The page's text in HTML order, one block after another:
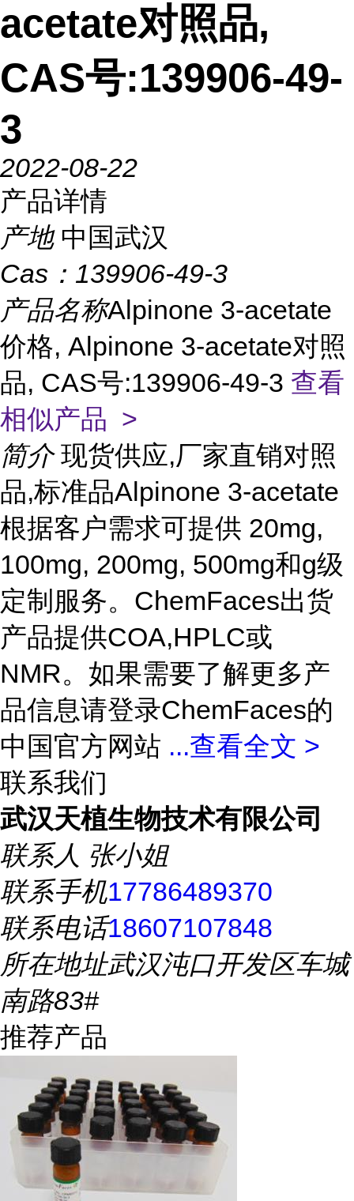
acetate对照品,
CAS号:139906-49-
3
2022-08-22
产品详情
产地 中国武汉
Cas： 139906-49-3
产品名称Alpinone 3-acetate
价格, Alpinone 3-acetate对照
品, CAS号:139906-49-3 查看
相似产品 >
简介 现货供应,厂家直销对照
品,标准品Alpinone 3-acetate
根据客户需求可提供 20mg,
100mg, 200mg, 500mg和g级
定制服务。ChemFaces出货
产品提供COA,HPLC或
NMR。如果需要了解更多产
品信息请登录ChemFaces的
中国官方网站 ...查看全文 >
联系我们
武汉天植生物技术有限公司
联系人 张小姐
联系手机17786489370
联系电话18607107848
所在地址武汉沌口开发区车城
南路83#
推荐产品